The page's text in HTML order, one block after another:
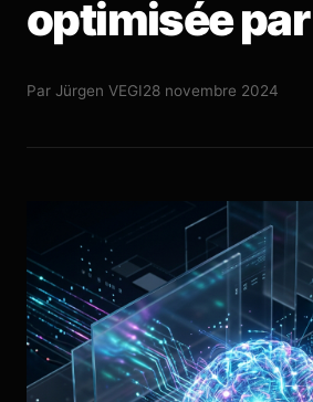
optimisée par
Par Jürgen VEGI28 novembre 2024